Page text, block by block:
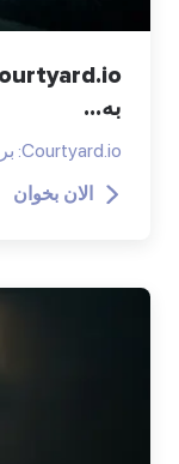
به...
Courtyard.io: بررسی NFTهای کارت‌های Vaulted…
الان بخوان